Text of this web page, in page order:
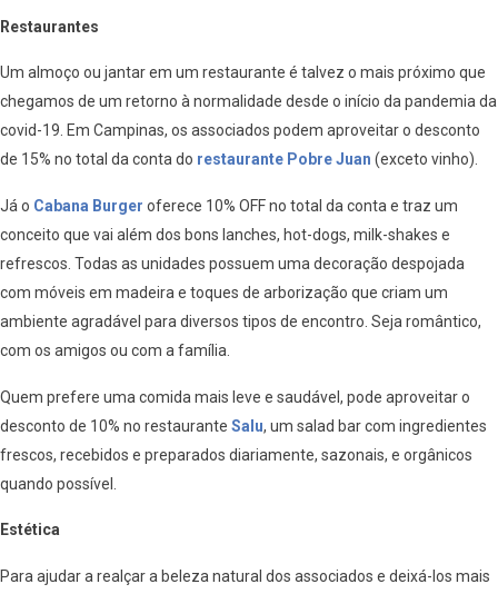
Restaurantes
Um almoço ou jantar em um restaurante é talvez o mais próximo que
chegamos de um retorno à normalidade desde o início da pandemia da
covid-19. Em Campinas, os associados podem aproveitar o desconto
de 15% no total da conta do restaurante Pobre Juan (exceto vinho).
Já o Cabana Burger oferece 10% OFF no total da conta e traz um
conceito que vai além dos bons lanches, hot-dogs, milk-shakes e
refrescos. Todas as unidades possuem uma decoração despojada
com móveis em madeira e toques de arborização que criam um
ambiente agradável para diversos tipos de encontro. Seja romântico,
com os amigos ou com a família.
Quem prefere uma comida mais leve e saudável, pode aproveitar o
desconto de 10% no restaurante Salu, um salad bar com ingredientes
frescos, recebidos e preparados diariamente, sazonais, e orgânicos
quando possível.
Estética
Para ajudar a realçar a beleza natural dos associados e deixá-los mais